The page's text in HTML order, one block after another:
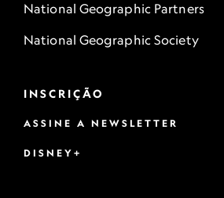
National Geographic Partners
National Geographic Society
INSCRIÇÃO
ASSINE A NEWSLETTER
DISNEY+